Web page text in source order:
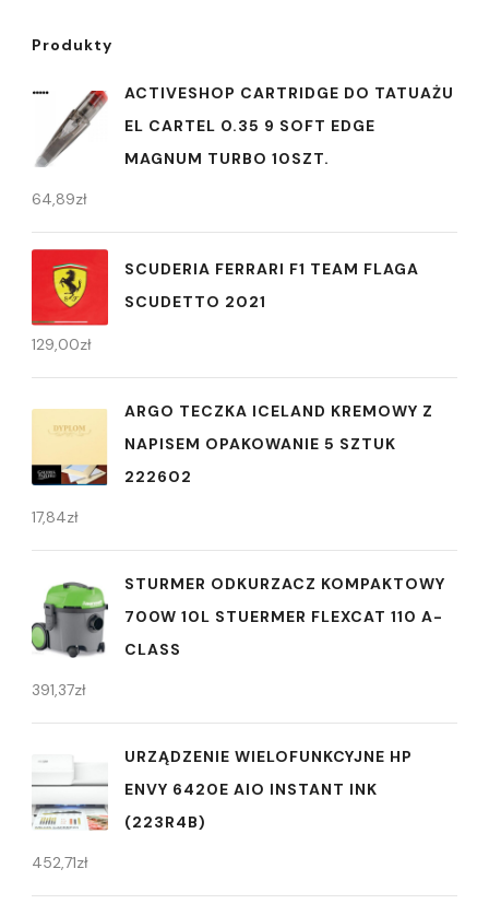
Produkty
ACTIVESHOP CARTRIDGE DO TATUAŻU
EL CARTEL 0.35 9 SOFT EDGE
MAGNUM TURBO 10SZT.
64,89zł
SCUDERIA FERRARI F1 TEAM FLAGA
SCUDETTO 2021
129,00zł
ARGO TECZKA ICELAND KREMOWY Z
NAPISEM OPAKOWANIE 5 SZTUK
222602
17,84zł
STURMER ODKURZACZ KOMPAKTOWY
700W 10L STUERMER FLEXCAT 110 A-
CLASS
391,37zł
URZĄDZENIE WIELOFUNKCYJNE HP
ENVY 6420E AIO INSTANT INK
(223R4B)
452,71zł